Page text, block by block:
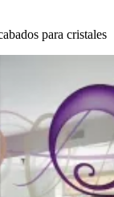
para cristales